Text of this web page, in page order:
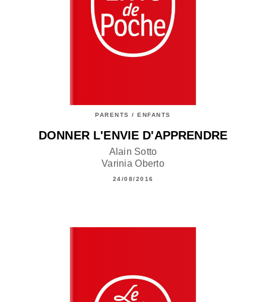
PARENTS / ENFANTS
DONNER L'ENVIE D'APPRENDRE
Alain Sotto
Varinia Oberto
24/08/2016